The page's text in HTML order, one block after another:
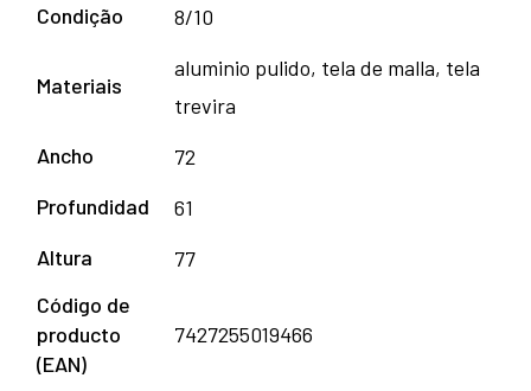
Condição
8/10
Materiais
aluminio pulido, tela de malla, tela
trevira
Ancho
72
Profundidad
61
Altura
77
Código de
producto
(EAN)
7427255019466